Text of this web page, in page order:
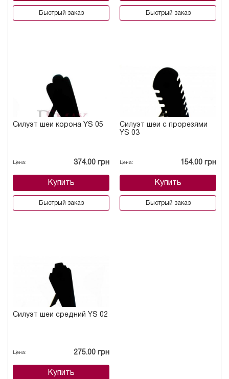
Быстрый заказ Быстрый заказ
Силуэт шеи корона YS 05
Цена: 374.00 грн
Купить
Быстрый заказ
Силуэт шеи с прорезями
YS 03
Цена: 154.00 грн
Купить
Быстрый заказ
Силуэт шеи средний YS 02
Цена: 275.00 грн
Купить